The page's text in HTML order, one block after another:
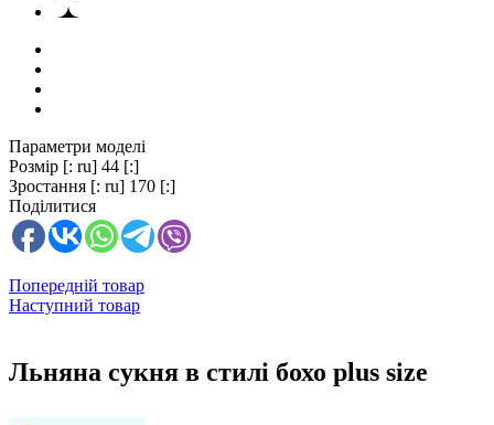
Параметри моделі
Розмір [: ru] 44 [:]
Зростання [: ru] 170 [:]
Поділитися
Попередній товар
Наступний товар
Льняна сукня в стилі бохо plus size